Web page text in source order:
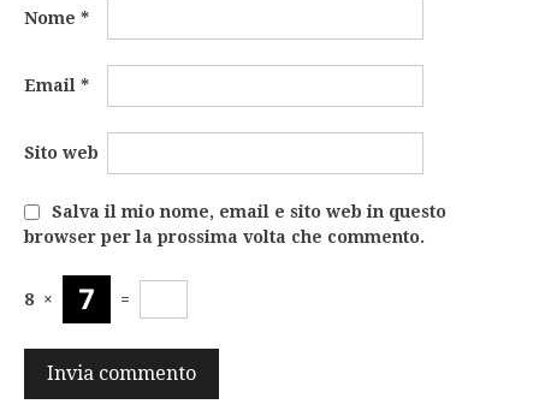
Nome *
Email *
Sito web
Salva il mio nome, email e sito web in questo
browser per la prossima volta che commento.
8 × =